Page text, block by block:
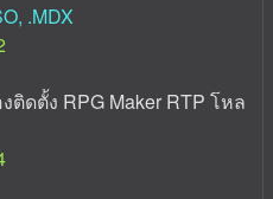
.MDX
ติดตั้ง RPG Maker RTP โหล